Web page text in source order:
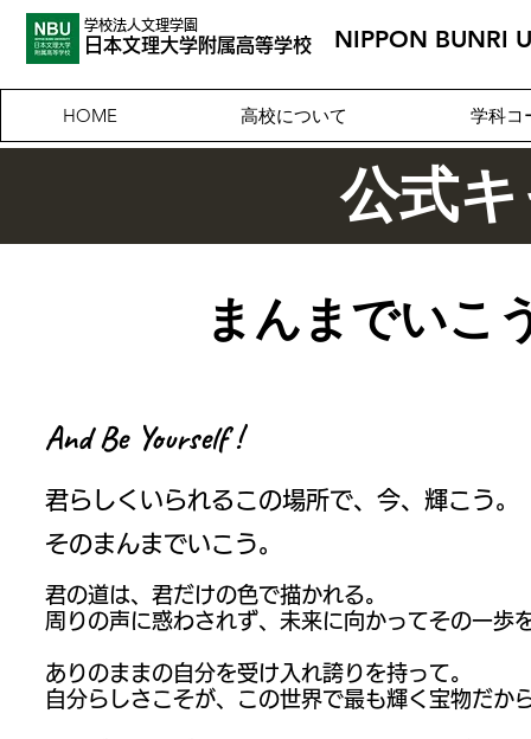
学校法人文理学園
​日本文理大学附属高等学校 NIPPON BUNRI
HOME 高校について 学科コ
公式
まんまでい
君の道は、君だけの色で描かれる。
周りの声に惑わされず、 未来に向かってその一歩
​ありのままの自分を受け入れ誇りを持って。
自分らしさこそが、この世界で最も輝く宝物だか
And Be Yourself !
君らしくいられるこの場所で、今、輝こう。
​そのまんまでいこう。